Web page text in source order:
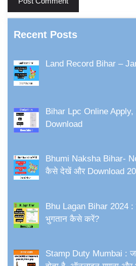
Recent Posts
Land Record Bihar –
Bihar Lpc Online
Download
Bhumi Naksha Bihar-
कैसे देखें और Download
Bhu Lagan Bihar 2024 :
भुगतान कैसे करें?
Stamp Duty Mumbai :